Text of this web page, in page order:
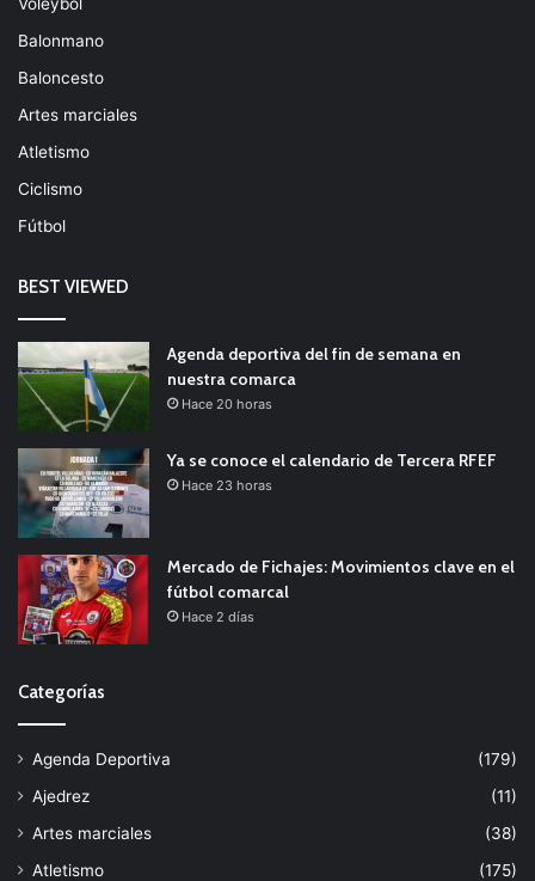
Balonmano
Baloncesto
Artes marciales
Atletismo
Ciclismo
Fútbol
BEST VIEWED
Agenda deportiva del fin de semana en
nuestra comarca
Hace 20 horas
Ya se conoce el calendario de Tercera RFEF
Hace 23 horas
Mercado de Fichajes: Movimientos clave en el
fútbol comarcal
Hace 2 días
Categorías
Agenda Deportiva
(179)
Ajedrez
(11)
Artes marciales
(38)
Atletismo
(175)